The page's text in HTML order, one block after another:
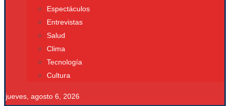
Espectáculos
Entrevistas
Salud
Clima
Tecnología
Cultura
jueves, agosto 6, 2026